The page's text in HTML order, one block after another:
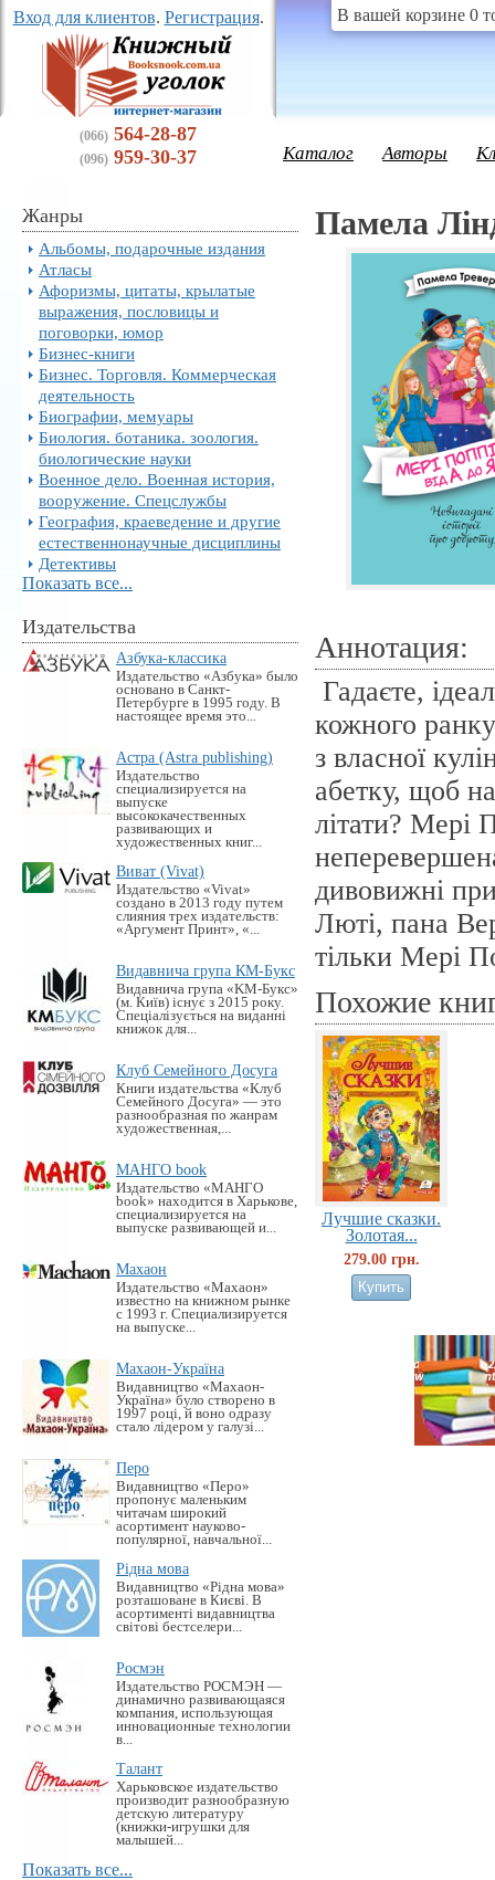
Вход для клиентов. Регистрация.
(066) 564-28-87
(096) 959-30-37
В вашей корзине 0
Каталог Авторы
Жанры
Альбомы, подарочные издания
Атласы
Афоризмы, цитаты, крылатые
выражения, пословицы и
поговорки, юмор
Бизнес-книги
Бизнес. Торговля. Коммерческая
деятельность
Биографии, мемуары
Биология. ботаника. зоология.
биологические науки
Военное дело. Военная история,
вооружение. Спецслужбы
География, краеведение и другие
естественнонаучные дисциплины
Детективы
Показать все...
Издательства
Азбука-классика
Издательство «Азбука» было
основано в Санкт-
Петербурге в 1995 году. В
настоящее время это...
Астра (Astra publishing)
Издательство
специализируется на
выпуске
высококачественных
развивающих и
художественных книг...
Виват (Vivat)
Издательство «Vivat»
создано в 2013 году путем
слияния трех издательств:
«Аргумент Принт», «...
Видавнича група КМ-Букс
Видавнича група «KM-Букс»
(м. Київ) існує з 2015 року.
Спеціалізується на виданні
книжок для...
Клуб Семейного Досуга
Книги издательства «Клуб
Семейного Досуга» — это
разнообразная по жанрам
художественная,...
МАНГО book
Издательство «MАНГО
book» находится в Харькове,
специализируется на
выпуске развивающей и...
Махаон
Издательство «Махаон»
известно на книжном рынке
с 1993 г. Специализируется
на выпуске...
Махаон-Україна
Видавництво «Махаон-
Україна» було створено в
1997 році, й воно одразу
стало лідером у галузі...
Перо
Видавництво «Перо»
пропонує маленьким
читачам широкий
асортимент науково-
популярної, навчальної...
Рідна мова
Видавництво «Рідна мова»
розташоване в Києві. В
асортименті видавництва
світові бестселери...
Росмэн
Издательство РОСМЭН —
динамично развивающаяся
компания, использующая
инновационные технологии
в...
Талант
Харьковское издательство
производит разнообразную
детскую литературу
(книжки-игрушки для
малышей...
Показать все...
Памела
Аннотация:
Гадаєте,
кожного
з власної
абетку, щоб
літати? Мері
дивовижні
Люті, пана
тільки Мері
Похожие
Лучшие сказки.
Золотая...
279.00 грн.